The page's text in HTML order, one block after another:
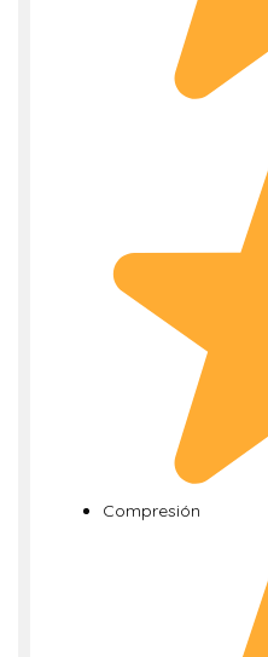
Compresión